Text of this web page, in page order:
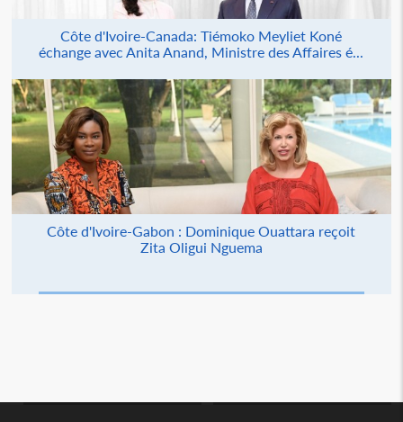
Côte d'Ivoire-Canada: Tiémoko Meyliet Koné
échange avec Anita Anand, Ministre des Affaires é...
Côte d'Ivoire-Gabon : Dominique Ouattara reçoit
Zita Oligui Nguema